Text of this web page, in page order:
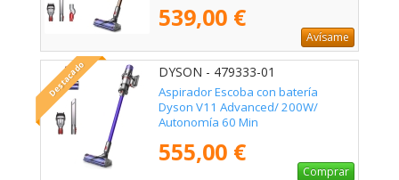
539,00 €
Avísame
Destacado DYSON - 479333-01
Aspirador Escoba con batería
Dyson V11 Advanced/ 200W/
Autonomía 60 Min
555,00 €
Comprar